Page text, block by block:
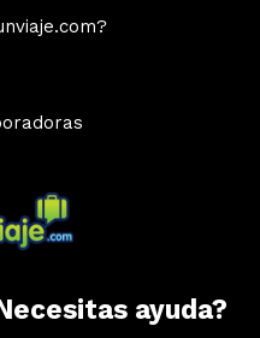
ayuda?